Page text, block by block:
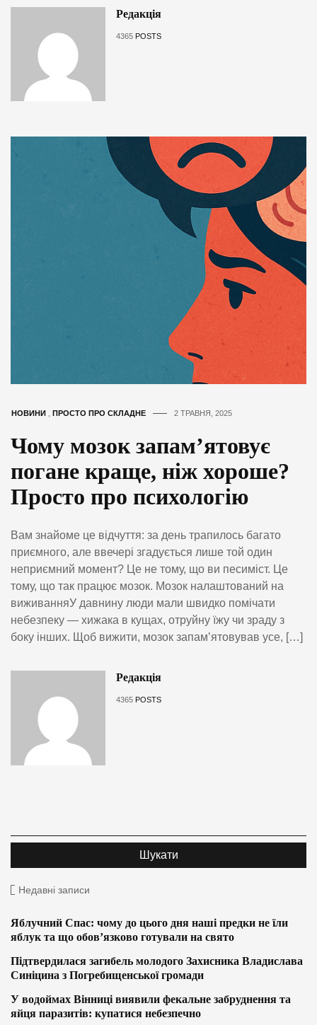
Редакція
4365 POSTS
НОВИНИ , ПРОСТО ПРО СКЛАДНЕ 2 ТРАВНЯ, 2025
Чому мозок запамʼятовує
погане краще, ніж хороше?
Просто про психологію
Вам знайоме це відчуття: за день трапилось багато
приємного, але ввечері згадується лише той один
неприємний момент? Це не тому, що ви песиміст. Це
тому, що так працює мозок. Мозок налаштований на
виживанняУ давнину люди мали швидко помічати
небезпеку — хижака в кущах, отруйну їжу чи зраду з
боку інших. Щоб вижити, мозок запамʼятовував усе, […]
Редакція
4365 POSTS
Недавні записи
Яблучний Спас: чому до цього дня наші предки не їли
яблук та що обов’язково готували на свято
Підтвердилася загибель молодого Захисника Владислава
Синіцина з Погребищенської громади
У водоймах Вінниці виявили фекальне забруднення та
яйця паразитів: купатися небезпечно